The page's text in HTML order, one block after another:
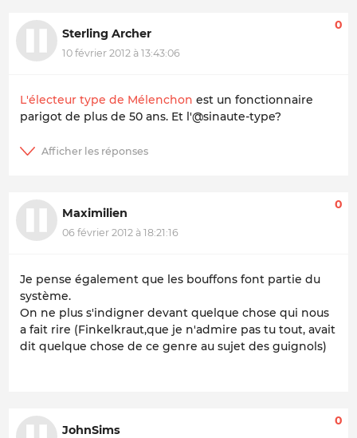
Sterling Archer
10 février 2012 à 13:43:06
0
L'électeur type de Mélenchon est un fonctionnaire
parigot de plus de 50 ans. Et l'@sinaute-type?
Maximilien
06 février 2012 à 18:21:16
0
Je pense également que les bouffons font partie du
système.
On ne plus s'indigner devant quelque chose qui nous
a fait rire (Finkelkraut,que je n'admire pas tu tout, avait
dit quelque chose de ce genre au sujet des guignols)
JohnSims
0